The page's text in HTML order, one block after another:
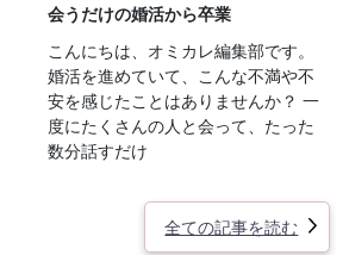
会うだけの婚活から卒業
こんにちは、オミカレ編集部です。
婚活を進めていて、こんな不満や不
安を感じたことはありませんか？ 一
度にたくさんの人と会って、たった
数分話すだけ
全ての記事を読む